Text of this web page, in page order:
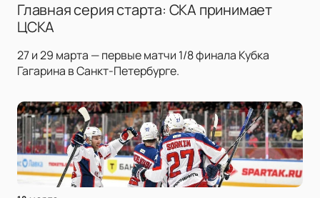
Главная серия старта: СКА принимает
ЦСКА
27 и 29 марта — первые матчи 1/8 финала Кубка
Гагарина в Санкт-Петербурге.